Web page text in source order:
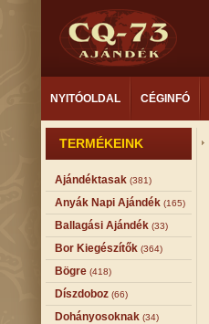
NYITÓOLDAL CÉGINFÓ
TERMÉKEINK
Ajándéktasak (381)
Anyák Napi Ajándék (165)
Ballagási Ajándék (33)
Bor Kiegészítők (364)
Bögre (418)
Díszdoboz (66)
Dohányosoknak (34)